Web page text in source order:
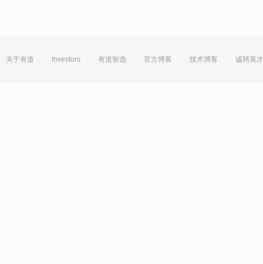
关于有道 Investors 有道智选 官方博客 技术博客 诚聘英才